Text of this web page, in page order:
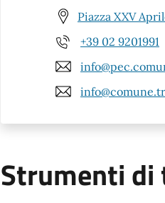
Piazza XXV
+39 02 9201991
Strumenti di